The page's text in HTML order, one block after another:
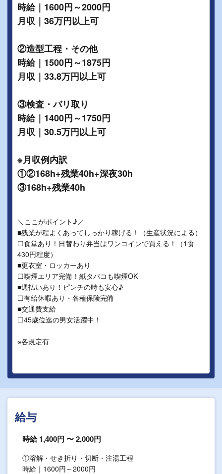
時給｜1600円～2000円
月収｜36万円以上可
②造型工程・その他
時給｜1500円～1875円
月収｜33.8万円以上可
③検査・バリ取り
時給｜1400円～1750円
月収｜30.5万円以上可
※月収例内訳
①②168h+残業40h+深夜30h
③168h+残業40h
＼ここがポイント♪／
■残業が程よくあってしっかり稼げる！（生産状況による）
☐食堂あり！日替わり弁当はワンコインで買える！（1食
430円程度）
■更衣室・ロッカーあり
☐喫煙エリア完備！紙タバコも喫煙OK
■週払いあり！ピンチの時も安心♪
☐有給休暇あり・各種保険完備
■交通費支給
☐45歳位迄の男女活躍中！
※各規定有
給与
時給 1,400円 〜 2,000円
①溶解・せき折り・切断・注湯工程
時給｜1600円～2000円